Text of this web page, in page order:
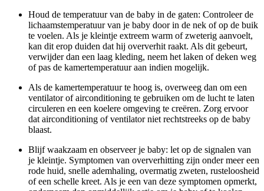
Houd de temperatuur van de baby in de gaten: Controleer de
lichaamstemperatuur van je baby door in de nek of op de buik
te voelen. Als je kleintje extreem warm of zweterig aanvoelt,
kan dit erop duiden dat hij oververhit raakt. Als dit gebeurt,
verwijder dan een laag kleding, neem het laken of deken weg
of pas de kamertemperatuur aan indien mogelijk.
Als de kamertemperatuur te hoog is, overweeg dan om een ​​
ventilator of airconditioning te gebruiken om de lucht te laten
circuleren en een koelere omgeving te creëren. Zorg ervoor
dat airconditioning of ventilator niet rechtstreeks op de baby
blaast.
Blijf waakzaam en observeer je baby: let op de signalen van
je kleintje. Symptomen van oververhitting zijn onder meer een
rode huid, snelle ademhaling, overmatig zweten, rusteloosheid
of een schelle kreet. Als je een van deze symptomen opmerkt,